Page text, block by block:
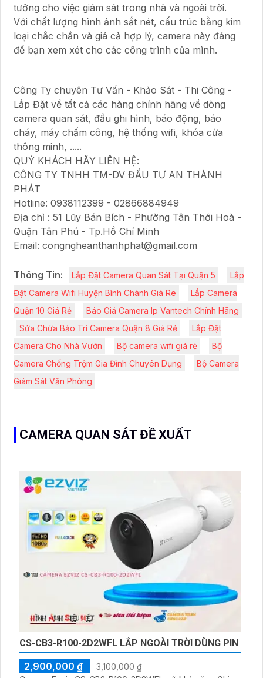
tưởng cho việc giám sát trong nhà và ngoài trời.
Với chất lượng hình ảnh sắt nét, cấu trúc bằng kim
loại chắc chắn và giá cả hợp lý, camera này đáng
để bạn xem xét cho các công trình của mình.
Công Ty chuyên Tư Vấn - Khảo Sát - Thi Công -
Lắp Đặt về tất cả các hàng chính hãng về dòng
camera quan sát, đầu ghi hình, báo động, báo
cháy, máy chấm công, hệ thống wifi, khóa cửa
thông minh, .....
QUÝ KHÁCH HÃY LIÊN HỆ:
CÔNG TY TNHH TM-DV ĐẦU TƯ AN THÀNH
PHÁT
Hotline: 0938112399 - 02866884949
Địa chỉ : 51 Lũy Bán Bích - Phường Tân Thới Hoà -
Quận Tân Phú - Tp.Hồ Chí Minh
Email: congngheanthanhphat@gmail.com
Thông Tin: Lắp Đặt Camera Quan Sát Tại Quận 5
Lắp
Đặt Camera Wifi Huyện Bình Chánh Giá Re
Lắp Camera
Quận 10 Giá Rẻ
Báo Giá Camera Ip Vantech Chính Hãng
Sửa Chửa Bảo Trì Camera Quận 8 Giá Rẻ
Lắp Đặt
Camera Cho Nhà Vườn
Bộ camera wifi giá rẻ
Bộ
Camera Chống Trộm Gia Đình Chuyên Dụng
Bộ Camera
Giám Sát Văn Phòng
CAMERA QUAN SÁT ĐỀ XUẤT
CS-CB3-R100-2D2WFL LẮP NGOÀI TRỜI DÙNG PIN
2,900,000 ₫
3,100,000 ₫